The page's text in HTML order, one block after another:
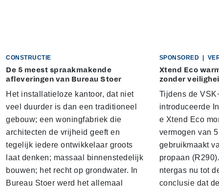
CONSTRUCTIE
De 5 meest spraakmakende
afleveringen van Bureau Stoer
Het installatieloze kantoor, dat niet
veel duurder is dan een traditioneel
gebouw; een woningfabriek die
architecten de vrijheid geeft en
tegelijk iedere ontwikkelaar groots
laat denken; massaal binnenstedelijk
bouwen; het recht op grondwater. In
Bureau Stoer werd het allemaal
SPONSORED
Xtend Eco
zonder
Tijdens de
introduceerde
e Xtend Eco
vermogen van
gebruikmaakt
propaan
ntergas nu tot
conclusie dat